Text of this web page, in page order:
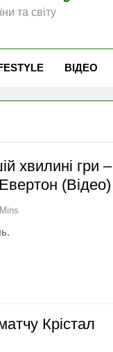
та світу
ВІДЕО
хвилині гри –
(Відео)
Крістал